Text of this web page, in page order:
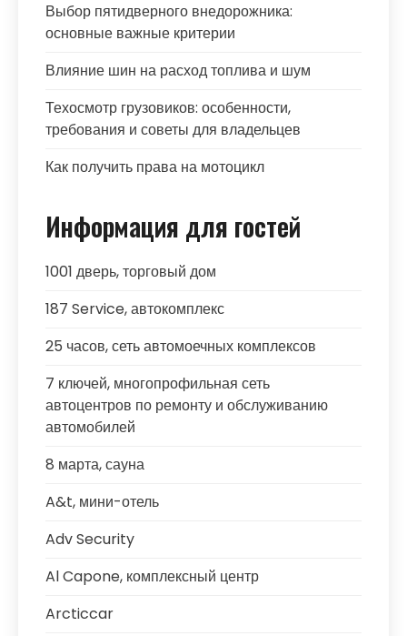
Выбор пятидверного внедорожника:
основные важные критерии
Влияние шин на расход топлива и шум
Техосмотр грузовиков: особенности,
требования и советы для владельцев
Как получить права на мотоцикл
Информация для гостей
1001 дверь, торговый дом
187 Service, автокомплекс
25 часов, сеть автомоечных комплексов
7 ключей, многопрофильная сеть
автоцентров по ремонту и обслуживанию
автомобилей
8 марта, сауна
A&t, мини-отель
Adv Security
Al Capone, комплексный центр
Arcticcar